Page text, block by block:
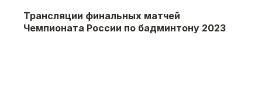
Трансляции финальных матчей
Чемпионата России по бадминтону 2023